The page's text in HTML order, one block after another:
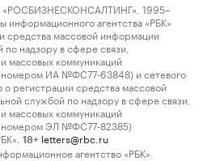
1995–
агентства «РБК»
средства массовой информации
надзору в сфере связи,
массовых коммуникаций
номером ИА №ФС77-63848) и сетевого
о регистрации средства массовой
службой по надзору в сфере связи,
массовых коммуникаций
номером ЭЛ №ФС77-82385)
18+ letters@rbc.ru
агентство «РБК».